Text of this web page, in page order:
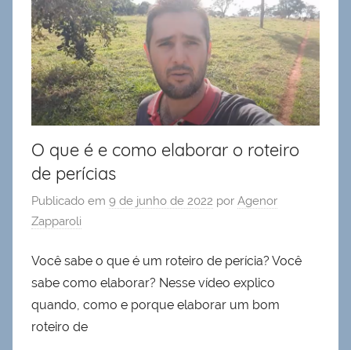
O que é e como elaborar o roteiro
de perícias
Publicado em 9 de junho de 2022 por Agenor
Zapparoli
Você sabe o que é um roteiro de perícia? Você
sabe como elaborar? Nesse vídeo explico
quando, como e porque elaborar um bom
roteiro de